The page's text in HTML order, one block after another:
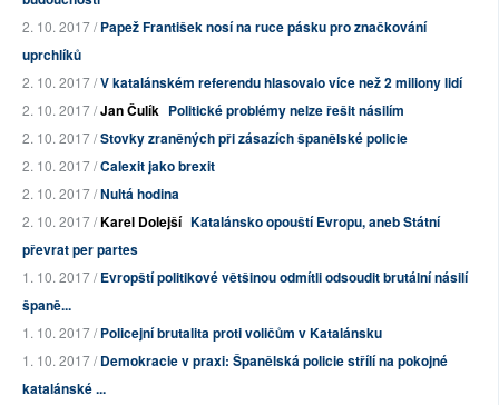
2. 10. 2017 /Papež František nosí na ruce pásku pro značkování
uprchlíků
2. 10. 2017 /V katalánském referendu hlasovalo více než 2 miliony lidí
2. 10. 2017 /Jan Čulík Politické problémy nelze řešit násilím
2. 10. 2017 /Stovky zraněných při zásazích španělské policie
2. 10. 2017 /Calexit jako brexit
2. 10. 2017 /Nultá hodina
2. 10. 2017 /Karel Dolejší Katalánsko opouští Evropu, aneb Státní
převrat per partes
1. 10. 2017 /Evropští politikové většinou odmítli odsoudit brutální násilí
španě...
1. 10. 2017 /Policejní brutalita proti voličům v Katalánsku
1. 10. 2017 /Demokracie v praxi: Španělská policie střílí na pokojné
katalánské ...